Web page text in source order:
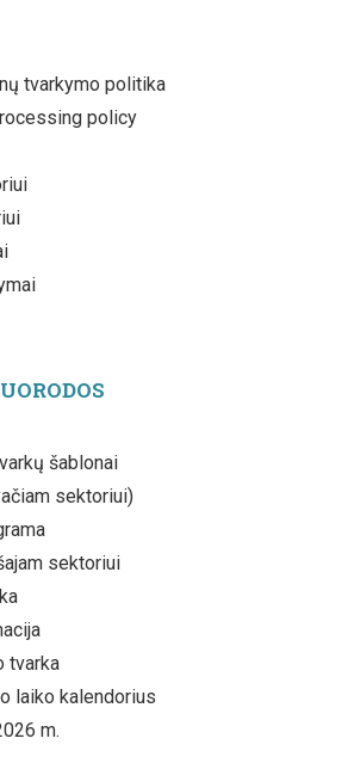
tvarkymo politika
policy
šablonai
sektoriui)
sektoriui
tvarka
laiko kalendorius
m.